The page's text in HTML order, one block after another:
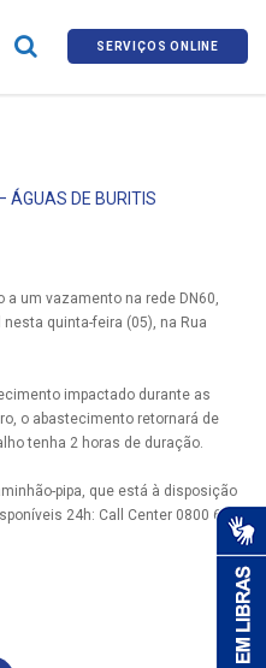
SERVIÇOS ONLINE
ÁGUAS DE BURITIS
um vazamento na rede DN60,
quinta-feira (05), na Rua
impactado durante as
o abastecimento retornará de
tenha 2 horas de duração.
pipa, que está à disposição
24h: Call Center 0800 690